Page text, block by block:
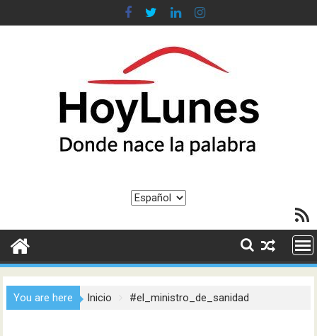
al
Elegir
idioma
Feed
You are here Inicio #el_ministro_de_sanidad